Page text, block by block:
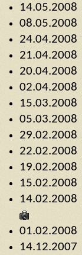
14.05.2008
21.04.2008
20.04.2008
02.04.2008
15.03.2008
22.02.2008
19.02.2008
15.02.2008
01.02.2008
14.12.2007